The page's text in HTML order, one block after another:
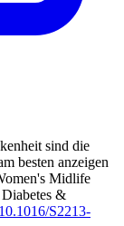
sind die
besten anzeigen
Midlife
&
10.1016/S2213-